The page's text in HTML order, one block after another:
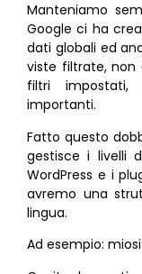
Manteniamo
Google ci ha
dati globali ed
viste filtrate, non
filtri
importanti.
Fatto questo
gestisce i livelli
WordPress e i
avremo una
lingua.
Ad esempio: